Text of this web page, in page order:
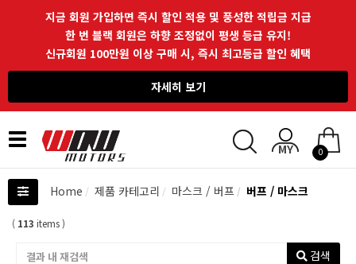
지금 회원 가입하면 즉시 할인 적용 및 풍성한 적립금 지급
한 번 블랙 회원은 하향 조정없이 평생 등급 유지!
신규회원 100만원 이상 구매 시, 즉시 최고등급 할인 혜택
자세히 보기
Toggle
navigation
0
Home 제품 카테고리 마스크 / 버프 버프 / 마스크
( 113 items )
검색